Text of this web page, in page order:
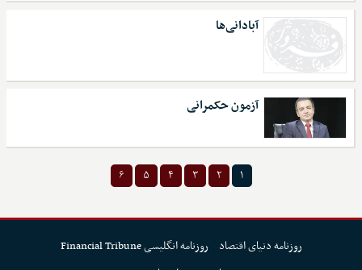
آبادانی‌ها
آزمون حکمرانی
۱ ۲ ۳ ۴ ۵ ۶
روزنامه دنیای اقتصاد
روزنامه انگلیسی Financial Tribune